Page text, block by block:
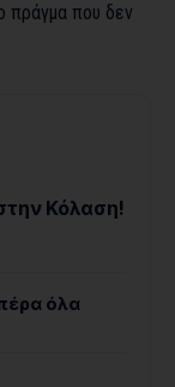
πράγμα που δεν
Κόλαση!
όλα